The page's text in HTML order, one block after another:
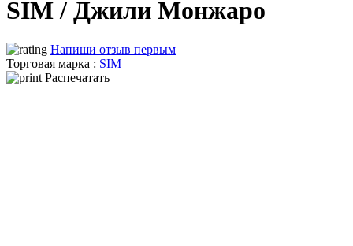
SIM / Джили Монжаро
Напиши отзыв первым
Торговая марка : SIM
Распечатать